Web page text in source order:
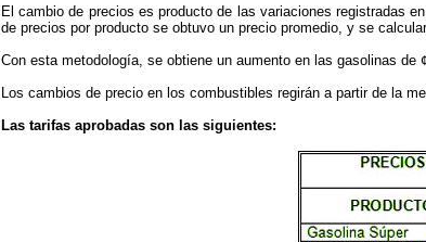
El cambio de precios es producto de las variaciones registradas
de precios por producto se obtuvo un precio promedio, y se
Con esta metodología, se obtiene un aumento en las gasolinas de
Los cambios de precio en los combustibles regirán a partir de la
Las tarifas aprobadas son las siguientes: